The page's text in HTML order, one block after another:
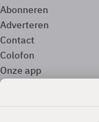
Abonneren
Adverteren
Contact
Colofon
Onze app
Privacyinstellingen